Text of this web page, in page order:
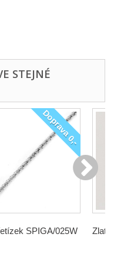
STEJNÉ
SPIGA/025W
Doprava 0,-
Zlatý